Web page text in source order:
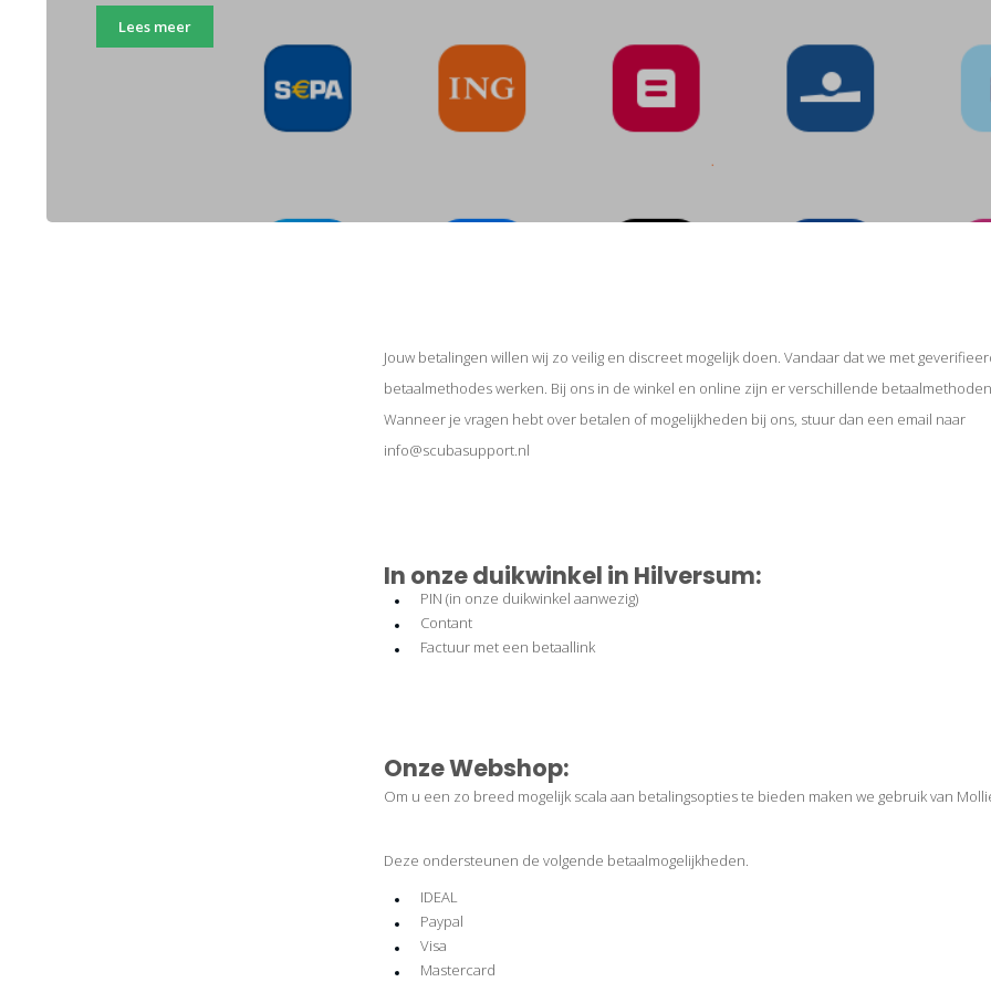
Lees meer
Jouw betalingen willen wij zo veilig en discreet mogelijk doen. Vandaar dat we met
betaalmethodes werken. Bij ons in de winkel en online zijn er verschillende
Wanneer je vragen hebt over betalen of mogelijkheden bij ons, stuur dan een email naar
info@scubasupport.nl
In onze duikwinkel in Hilversum:
PIN (in onze duikwinkel aanwezig)
Contant
Factuur met een betaallink
Onze Webshop:
Om u een zo breed mogelijk scala aan betalingsopties te bieden maken we gebruik van
Deze ondersteunen de volgende betaalmogelijkheden.
IDEAL
Paypal
Visa
Mastercard